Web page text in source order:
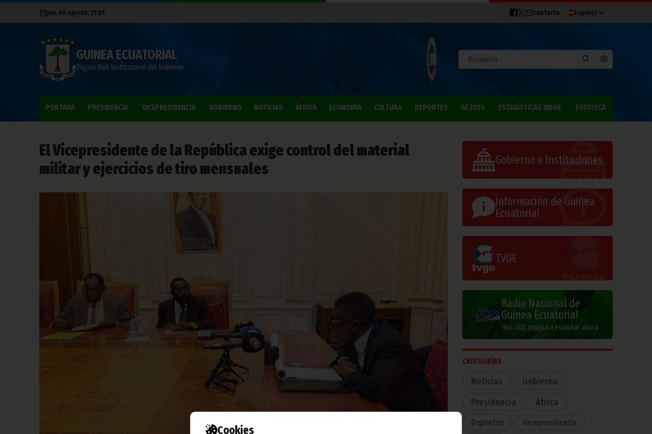
Cookies
jue. 06 agosto, 21:01 contacto Español
GUINEA ECUATORIAL
Página Web Institucional del Gobierno
PORTADA PRESIDENCIA VICEPRESIDENCIA GOBIERNO NOTICIAS ÁFRICA ECONOMÍA CULTURA DEPORTES GE 2035 ESTADÍSTICAS INEGE FOTOTECA
El Vicepresidente de la República exige control del material
militar y ejercicios de tiro mensuales
Gobierno e Instituciones
Información de Guinea
Ecuatorial
TVGE
Radio Nacional de
Guinea Ecuatorial
Haz click aquí para escuchar ahora
CATEGORÍAS
Noticias
Gobierno
Presidencia
África
Deportes Vicepresidencia